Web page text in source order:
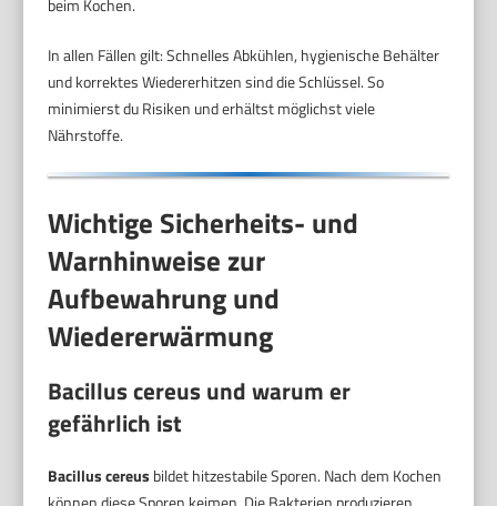
beim Kochen.
In allen Fällen gilt: Schnelles Abkühlen, hygienische Behälter
und korrektes Wiedererhitzen sind die Schlüssel. So
minimierst du Risiken und erhältst möglichst viele
Nährstoffe.
Wichtige Sicherheits- und
Warnhinweise zur
Aufbewahrung und
Wiedererwärmung
Bacillus cereus und warum er
gefährlich ist
Bacillus cereus bildet hitzestabile Sporen. Nach dem Kochen